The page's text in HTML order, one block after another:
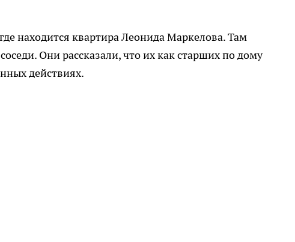
находится квартира Леонида Маркелова. Там
Они рассказали, что их как старших по дому
действиях.